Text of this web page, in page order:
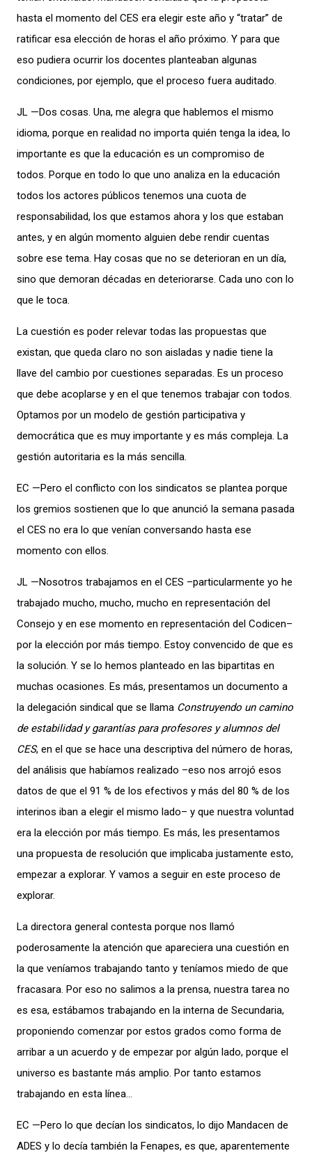
hasta el momento del CES era elegir este año y “tratar” de
ratificar esa elección de horas el año próximo. Y para que
eso pudiera ocurrir los docentes planteaban algunas
condiciones, por ejemplo, que el proceso fuera auditado.
JL —Dos cosas. Una, me alegra que hablemos el mismo
idioma, porque en realidad no importa quién tenga la idea, lo
importante es que la educación es un compromiso de
todos. Porque en todo lo que uno analiza en la educación
todos los actores públicos tenemos una cuota de
responsabilidad, los que estamos ahora y los que estaban
antes, y en algún momento alguien debe rendir cuentas
sobre ese tema. Hay cosas que no se deterioran en un día,
sino que demoran décadas en deteriorarse. Cada uno con lo
que le toca.
La cuestión es poder relevar todas las propuestas que
existan, que queda claro no son aisladas y nadie tiene la
llave del cambio por cuestiones separadas. Es un proceso
que debe acoplarse y en el que tenemos trabajar con todos.
Optamos por un modelo de gestión participativa y
democrática que es muy importante y es más compleja. La
gestión autoritaria es la más sencilla.
EC —Pero el conflicto con los sindicatos se plantea porque
los gremios sostienen que lo que anunció la semana pasada
el CES no era lo que venían conversando hasta ese
momento con ellos.
JL —Nosotros trabajamos en el CES –particularmente yo he
trabajado mucho, mucho, mucho en representación del
Consejo y en ese momento en representación del Codicen–
por la elección por más tiempo. Estoy convencido de que es
la solución. Y se lo hemos planteado en las bipartitas en
muchas ocasiones. Es más, presentamos un documento a
la delegación sindical que se llama Construyendo un camino
de estabilidad y garantías para profesores y alumnos del
CES, en el que se hace una descriptiva del número de horas,
del análisis que habíamos realizado –eso nos arrojó esos
datos de que el 91 % de los efectivos y más del 80 % de los
interinos iban a elegir el mismo lado– y que nuestra voluntad
era la elección por más tiempo. Es más, les presentamos
una propuesta de resolución que implicaba justamente esto,
empezar a explorar. Y vamos a seguir en este proceso de
explorar.
La directora general contesta porque nos llamó
poderosamente la atención que apareciera una cuestión en
la que veníamos trabajando tanto y teníamos miedo de que
fracasara. Por eso no salimos a la prensa, nuestra tarea no
es esa, estábamos trabajando en la interna de Secundaria,
proponiendo comenzar por estos grados como forma de
arribar a un acuerdo y de empezar por algún lado, porque el
universo es bastante más amplio. Por tanto estamos
trabajando en esta línea…
EC —Pero lo que decían los sindicatos, lo dijo Mandacen de
ADES y lo decía también la Fenapes, es que, aparentemente